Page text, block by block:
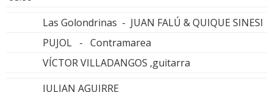
Las Golondrinas - JUAN FALÚ & QUIQUE SINESI
PUJOL - Contramarea
VÍCTOR VILLADANGOS ,guitarra
JULIAN AGUIRRE